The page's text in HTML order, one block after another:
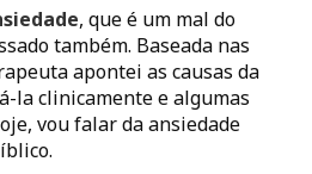
, que é um mal do
também. Baseada nas
apontei as causas da
la clinicamente e algumas
vou falar da ansiedade